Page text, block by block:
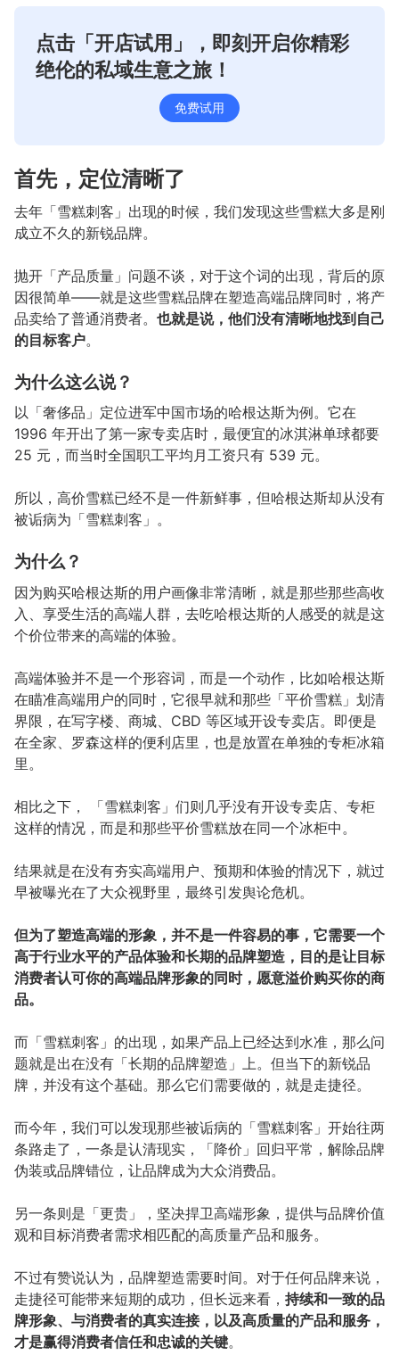
点击「开店试用」，即刻开启你精彩
绝伦的私域生意之旅！
免费试用
首先，定位清晰了
去年「雪糕刺客」出现的时候，我们发现这些雪糕大多是刚
成立不久的新锐品牌。
抛开「产品质量」问题不谈，对于这个词的出现，背后的原
因很简单——就是这些雪糕品牌在塑造高端品牌同时，将产
品卖给了普通消费者。 也就是说，他们没有清晰地找到自己
的目标客户。
为什么这么说？
以「奢侈品」定位进军中国市场的哈根达斯为例。它在
1996 年开出了第一家专卖店时，最便宜的冰淇淋单球都要
25 元，而当时全国职工平均月工资只有 539 元。
所以，高价雪糕已经不是一件新鲜事，但哈根达斯却从没有
被诟病为「雪糕刺客」。
为什么？
因为购买哈根达斯的用户画像非常清晰，就是那些那些高收
入、享受生活的高端人群，去吃哈根达斯的人感受的就是这
个价位带来的高端的体验。
高端体验并不是一个形容词，而是一个动作，比如哈根达斯
在瞄准高端用户的同时，它很早就和那些「平价雪糕」划清
界限，在写字楼、商城、CBD 等区域开设专卖店。即便是
在全家、罗森这样的便利店里，也是放置在单独的专柜冰箱
里。
相比之下， 「雪糕刺客」们则几乎没有开设专卖店、专柜
这样的情况，而是和那些平价雪糕放在同一个冰柜中。
结果就是在没有夯实高端用户、预期和体验的情况下，就过
早被曝光在了大众视野里，最终引发舆论危机。
但为了塑造高端的形象，并不是一件容易的事，它需要一个
高于行业水平的产品体验和长期的品牌塑造，目的是让目标
消费者认可你的高端品牌形象的同时，愿意溢价购买你的商
品。
而「雪糕刺客」的出现，如果产品上已经达到水准，那么问
题就是出在没有「长期的品牌塑造」上。但当下的新锐品
牌，并没有这个基础。那么它们需要做的，就是走捷径。
而今年，我们可以发现那些被诟病的「雪糕刺客」开始往两
条路走了，一条是认清现实，「降价」回归平常，解除品牌
伪装或品牌错位，让品牌成为大众消费品。
另一条则是「更贵」，坚决捍卫高端形象，提供与品牌价值
观和目标消费者需求相匹配的高质量产品和服务。
不过有赞说认为，品牌塑造需要时间。对于任何品牌来说，
走捷径可能带来短期的成功，但长远来看， 持续和一致的品
牌形象、与消费者的真实连接，以及高质量的产品和服务，
才是赢得消费者信任和忠诚的关键。